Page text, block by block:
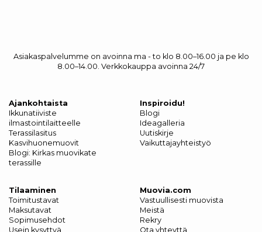
Asiakaspalvelumme on avoinna ma - to klo 8.00–16.00 ja pe klo
8.00–14.00. Verkkokauppa avoinna 24/7
Ajankohtaista
Ikkunatiiviste
ilmastointilaitteelle
Terassilasitus
Kasvihuonemuovit
Blogi: Kirkas muovikate
terassille
Inspiroidu!
Blogi
Ideagalleria
Uutiskirje
Vaikuttajayhteistyö
Tilaaminen
Toimitustavat
Maksutavat
Sopimusehdot
Usein kysyttyä
Muovia.com
Vastuullisesti muovista
Meistä
Rekry
Ota yhteyttä